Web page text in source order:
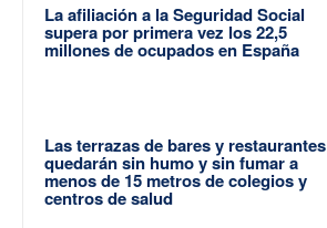
La afiliación a la Seguridad Social
supera por primera vez los 22,5
millones de ocupados en España
Las terrazas de bares y restaurantes
quedarán sin humo y sin fumar a
menos de 15 metros de colegios y
centros de salud